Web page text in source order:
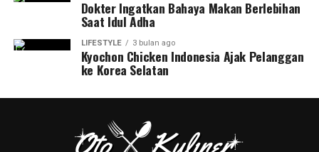
Dokter Ingatkan Bahaya Makan Berlebihan
Saat Idul Adha
LIFESTYLE 3 bulan ago
Kyochon Chicken Indonesia Ajak Pelanggan
ke Korea Selatan